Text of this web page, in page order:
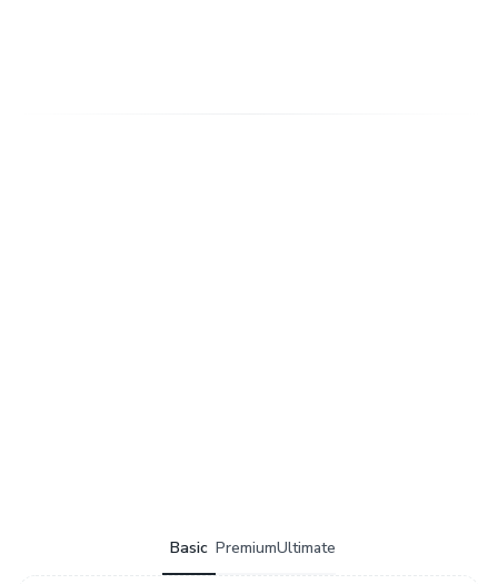
Basic PremiumUltimate